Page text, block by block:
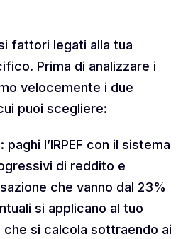
fattori legati alla tua
Prima di analizzare i
velocemente i due
puoi scegliere:
l’IRPEF con il sistema
di reddito e
che vanno dal 23%
si applicano al tuo
si calcola sottraendo ai